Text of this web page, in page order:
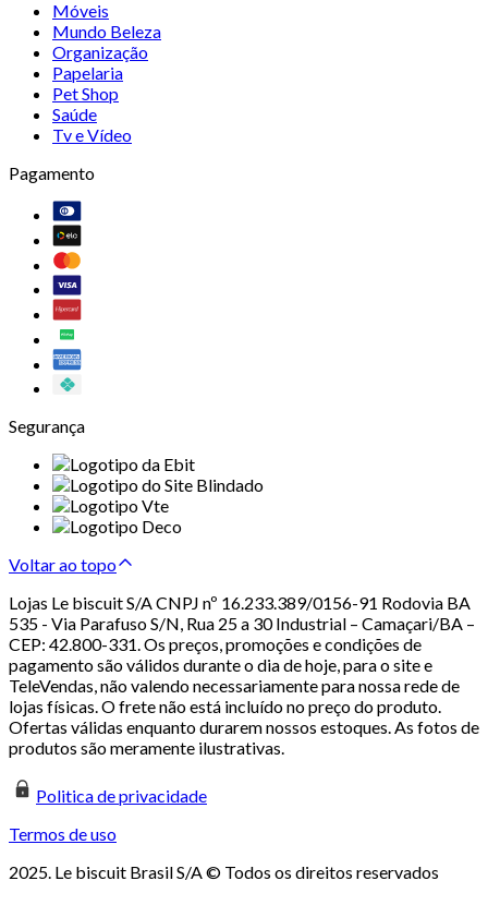
Móveis
Mundo Beleza
Organização
Papelaria
Pet Shop
Saúde
Tv e Vídeo
Pagamento
Segurança
Voltar ao topo
Lojas Le biscuit S/A CNPJ nº 16.233.389/0156-91 Rodovia BA
535 - Via Parafuso S/N, Rua 25 a 30 Industrial – Camaçari/BA –
CEP: 42.800-331. Os preços, promoções e condições de
pagamento são válidos durante o dia de hoje, para o site e
TeleVendas, não valendo necessariamente para nossa rede de
lojas físicas. O frete não está incluído no preço do produto.
Ofertas válidas enquanto durarem nossos estoques. As fotos de
produtos são meramente ilustrativas.
Politica de privacidade
Termos de uso
2025. Le biscuit Brasil S/A © Todos os direitos reservados